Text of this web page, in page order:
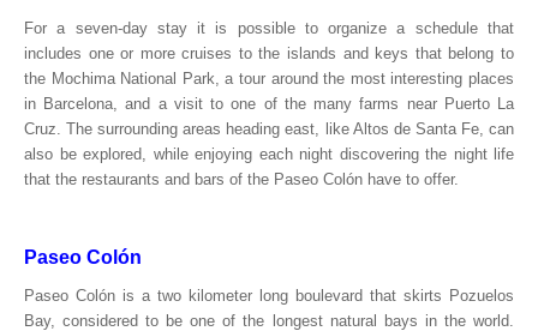
For a seven-day stay it is possible to organize a schedule that
includes one or more cruises to the islands and keys that belong to
the Mochima National Park, a tour around the most interesting places
in Barcelona, and a visit to one of the many farms near Puerto La
Cruz. The surrounding areas heading east, like Altos de Santa Fe, can
also be explored, while enjoying each night discovering the night life
that the restaurants and bars of the Paseo Colón have to offer.
Paseo Colón
Paseo Colón is a two kilometer long boulevard that skirts Pozuelos
Bay, considered to be one of the longest natural bays in the world.